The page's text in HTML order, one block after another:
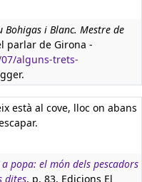
Bohigas i Blanc. Mestre de
parlar de Girona -
alguns-trets-
està al cove, lloc on abans
popa: el món dels pescadors
dites, p. 83. Edicions El